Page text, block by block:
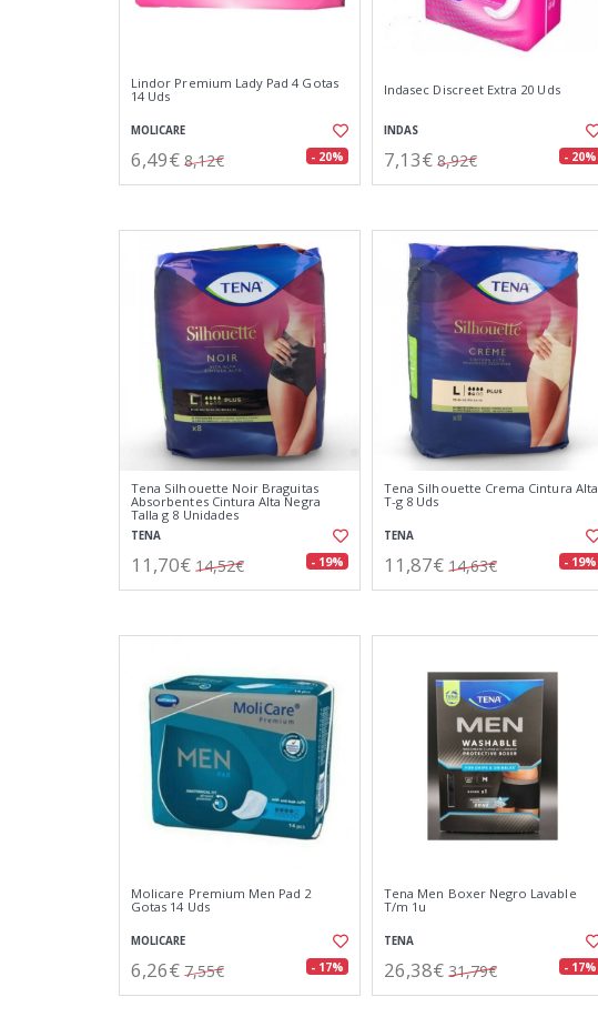
Lindor Premium Lady Pad 4 Gotas
14 Uds
MOLICARE
6,49€ 8,12€ - 20%
Indasec Discreet Extra 20 Uds
INDAS
7,13€ 8,92€ - 20%
Tena Silhouette Noir Braguitas
Absorbentes Cintura Alta Negra
Talla g 8 Unidades
TENA
11,70€ 14,52€ - 19%
Tena Silhouette Crema Cintura Alta
T-g 8 Uds
TENA
11,87€ 14,63€ - 19%
Molicare Premium Men Pad 2
Gotas 14 Uds
MOLICARE
6,26€ 7,55€ - 17%
Tena Men Boxer Negro Lavable
T/m 1u
TENA
26,38€ 31,79€ - 17%